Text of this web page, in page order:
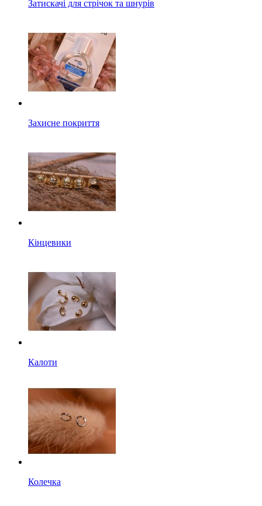
Затискачі для стрічок та шнурів
Захисне покриття
Кінцевики
Калоти
Колечка